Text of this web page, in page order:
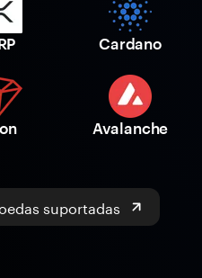
Cardano
Avalanche
suportadas